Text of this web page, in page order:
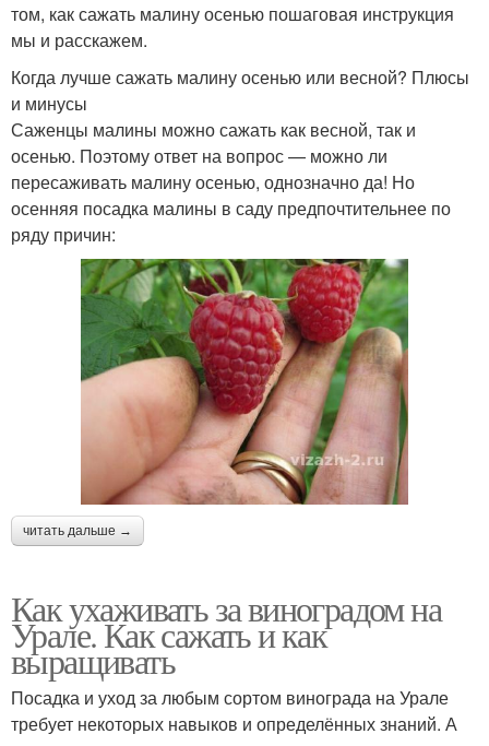
том, как сажать малину осенью пошаговая инструкция
мы и расскажем.
Когда лучше сажать малину осенью или весной? Плюсы
и минусы
Саженцы малины можно сажать как весной, так и
осенью. Поэтому ответ на вопрос — можно ли
пересаживать малину осенью, однозначно да! Но
осенняя посадка малины в саду предпочтительнее по
ряду причин:
читать дальше →
Как ухаживать за виноградом на
Урале. Как сажать и как
выращивать
Посадка и уход за любым сортом винограда на Урале
требует некоторых навыков и определённых знаний. А